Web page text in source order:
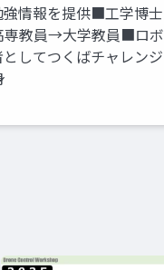
情報を提供■工学博士
教員→大学教員■ロボ
してつくばチャレンジ